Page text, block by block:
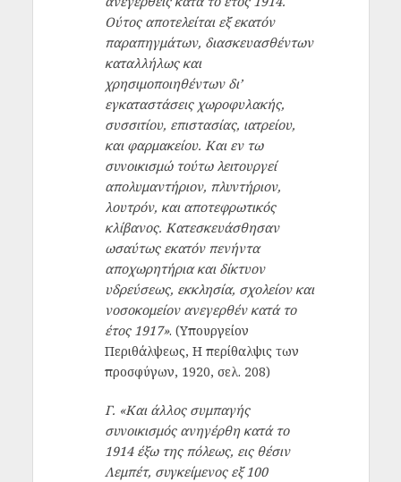
Ούτος αποτελείται εξ εκατόν
παραπηγμάτων, διασκευασθέντων
καταλλήλως και
χρησιμοποιηθέντων δι’
εγκαταστάσεις χωροφυλακής,
συσσιτίου, επιστασίας, ιατρείου,
και φαρμακείου. Και εν τω
συνοικισμώ τούτω λειτουργεί
απολυμαντήριον, πλυντήριον,
λουτρόν, και αποτεφρωτικός
κλίβανος. Κατεσκευάσθησαν
ωσαύτως εκατόν πενήντα
αποχωρητήρια και δίκτυον
υδρεύσεως, εκκλησία, σχολείον και
νοσοκομείον ανεγερθέν κατά το
έτος 1917». (Υπουργείον
Περιθάλψεως, Η περίθαλψις των
προσφύγων, 1920, σελ. 208)
Γ. «Και άλλος συμπαγής
συνοικισμός ανηγέρθη κατά το
1914 έξω της πόλεως, εις θέσιν
Λεμπέτ, συγκείμενος εξ 100